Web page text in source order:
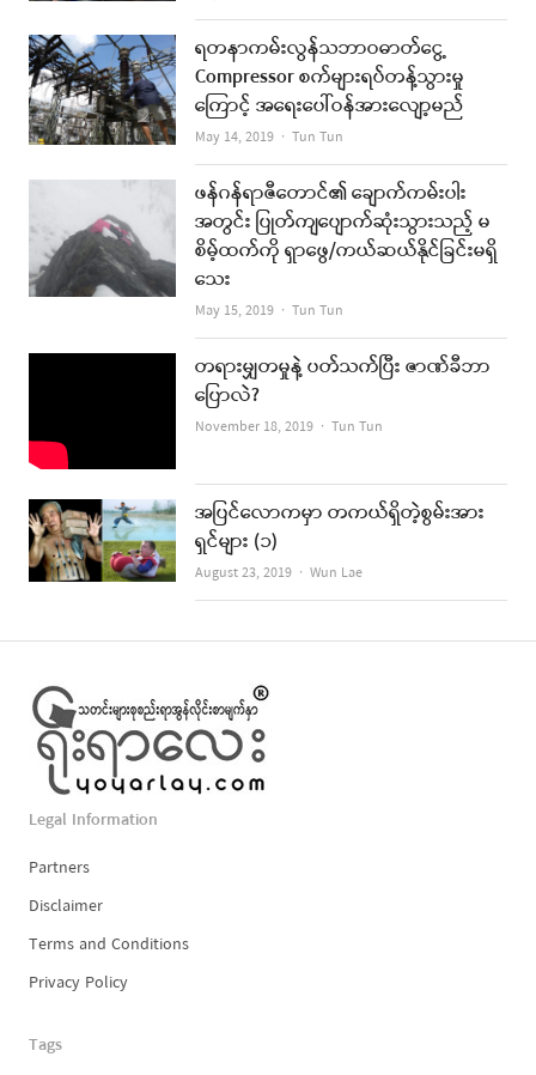
ရတနာကမ်းလွန်သဘာဝဓာတ်ငွေ့
Compressor စက်များရပ်တန့်သွားမှု
ကြောင့် အရေးပေါ်ဝန်အားလျော့မည်
May 14, 2019 Author
Tun Tun
ဖန်ဂန်ရာဇီတောင်၏ ချောက်ကမ်းပါး
အတွင်း ပြုတ်ကျပျောက်ဆုံးသွားသည့် မ
စိမ့်ထက်ကို ရှာဖွေ/ကယ်ဆယ်နိုင်ခြင်းမရှိ
သေး
May 15, 2019 Author
Tun Tun
တရားမျှတမှုနဲ့ ပတ်သက်ပြီး ဇာဏ်ခီဘာ
ပြောလဲ?
November 18, 2019 Author
Tun Tun
အပြင်လောကမှာ တကယ်ရှိတဲ့စွမ်းအား
ရှင်များ (၁)
August 23, 2019 Author
Wun Lae
Legal Information
Partners
Disclaimer
Terms and Conditions
Privacy Policy
Tags